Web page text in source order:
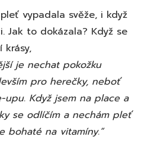
vypadala svěže, i když
Jak to dokázala? Když se
krásy,
je nechat pokožku
pro herečky, neboť
upu. Když jsem na place a
se odlíčím a nechám pleť
bohaté na vitamíny.”